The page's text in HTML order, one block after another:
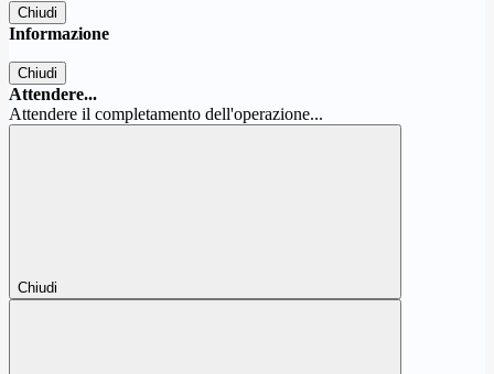
Chiudi
Informazione
Chiudi
Attendere...
Attendere il completamento dell'operazione...
Chiudi